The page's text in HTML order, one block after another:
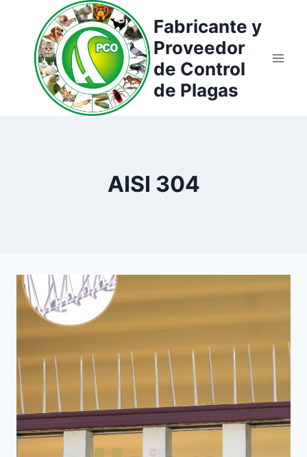
contenido
Fabricante y
Proveedor
de Control
de Plagas
AISI 304